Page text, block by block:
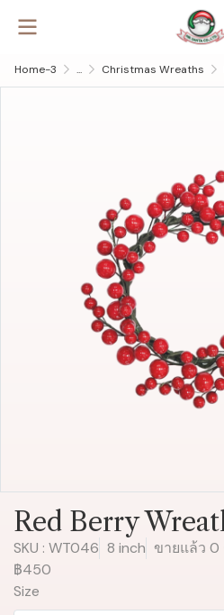
Home-3 ... Christmas Wreaths
Red Berry
SKU : WT046 8 inch ขายแล้ว
฿450
Size